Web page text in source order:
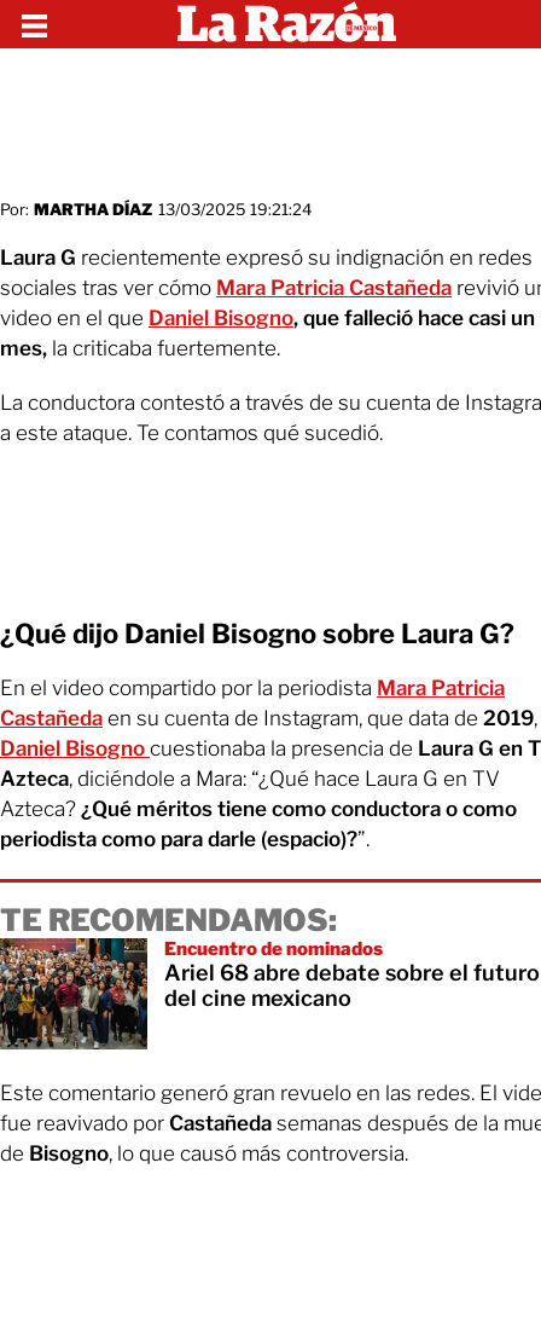
Por: MARTHA DÍAZ 13/03/2025 19:21:24
Laura G recientemente expresó su indignación en redes
sociales tras ver cómo Mara Patricia Castañeda revivió
video en el que Daniel Bisogno, que falleció hace casi un
mes, la criticaba fuertemente.
La conductora contestó a través de su cuenta de
a este ataque. Te contamos qué sucedió.
¿Qué dijo Daniel Bisogno sobre Laura G?
En el video compartido por la periodista Mara Patricia
Castañeda en su cuenta de Instagram, que data de 2019,
Daniel Bisogno cuestionaba la presencia de Laura G en
Azteca, diciéndole a Mara: “¿Qué hace Laura G en TV
Azteca? ¿Qué méritos tiene como conductora o como
periodista como para darle (espacio)?”.
TE RECOMENDAMOS:
Encuentro de nominados
Ariel 68 abre debate sobre el futuro
del cine mexicano
Este comentario generó gran revuelo en las redes. El
fue reavivado por Castañeda semanas después de la
de Bisogno, lo que causó más controversia.